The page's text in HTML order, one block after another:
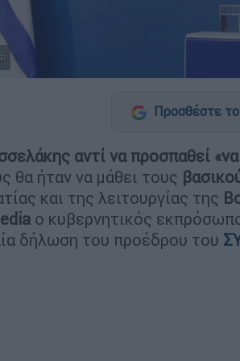
Προσθέστε
αντί να προσπαθεί
θα ήταν να μάθει τους
και της λειτουργίας της
ο κυβερνητικός
δήλωση του προέδρου του